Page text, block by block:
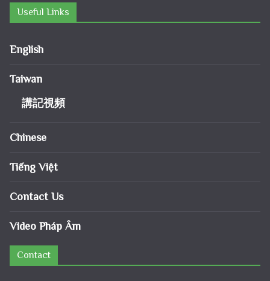
Useful Links
English
Taiwan
講記視頻
Chinese
Tiếng Việt
Contact Us
Video Pháp Âm
Contact